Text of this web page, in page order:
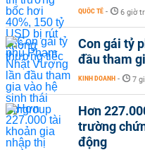
QUỐC TẾ - 6 giờ
Con gái tỷ
đầu tham
KINH DOANH - 7
Hơn
trường
động